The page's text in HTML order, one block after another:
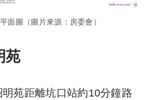
面圖（圖片來源：房委會）
苑
苑距離坑口站約10分鐘路